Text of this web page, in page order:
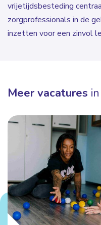
vrijetijdsbesteding
zorgprofessionals in de
inzetten voor een zinvol
Meer vacatures